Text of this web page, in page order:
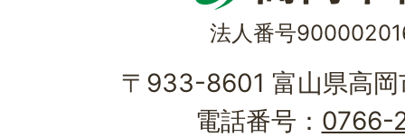
法人番号
〒933-8601 富山県高
電話番号： 0766-